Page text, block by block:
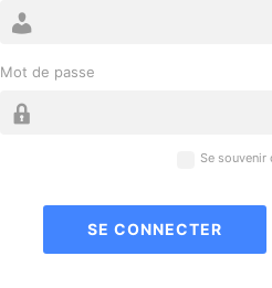
Mot de passe
Se souvenir